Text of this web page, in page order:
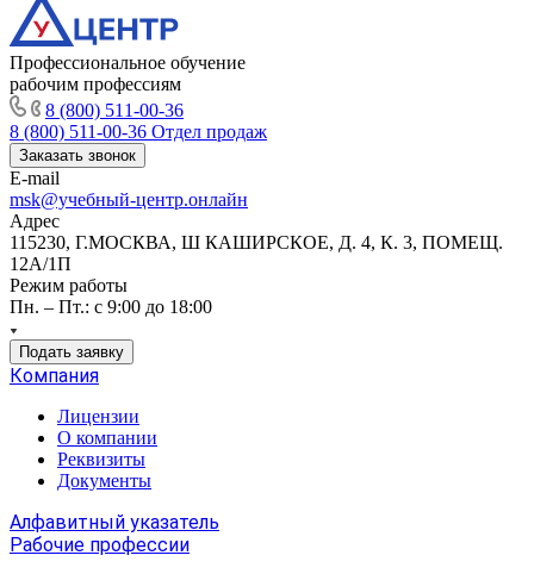
Профессиональное обучение
рабочим профессиям
8 (800) 511-00-36
8 (800) 511-00-36 Отдел продаж
Заказать звонок
E-mail
msk@учебный-центр.онлайн
Адрес
115230, Г.МОСКВА, Ш КАШИРСКОЕ, Д. 4, К. 3, ПОМЕЩ.
12А/1П
Режим работы
Пн. – Пт.: с 9:00 до 18:00
Подать заявку
Компания
Лицензии
О компании
Реквизиты
Документы
Алфавитный указатель
Рабочие профессии